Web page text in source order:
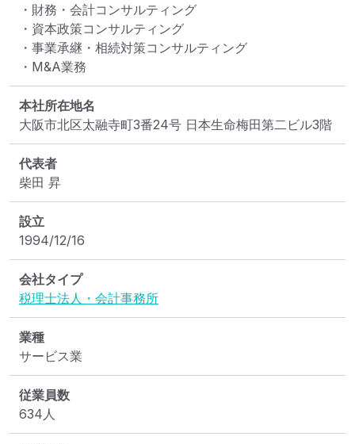
・財務・会計コンサルティング
・資本政策コンサルティング
・事業承継・相続対策コンサルティング
・M&A業務
本社所在地名
大阪市北区太融寺町3番24号 日本生命梅田第二ビル3階
代表者
柴田 昇
設立
1994/12/16
会社タイプ
税理士法人・会計事務所
業種
サービス業
従業員数
634人